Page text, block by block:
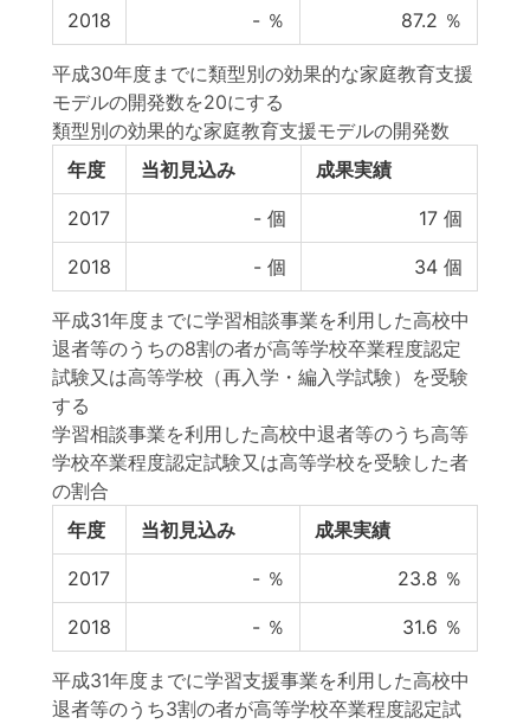
2018 - ％ 87.2 ％
平成30年度までに類型別の効果的な家庭教育支援
モデルの開発数を20にする
類型別の効果的な家庭教育支援モデルの開発数
年度
当初見込み 成果実績
2017 - 個 17 個
2018 - 個 34 個
平成31年度までに学習相談事業を利用した高校中
退者等のうちの8割の者が高等学校卒業程度認定
試験又は高等学校（再入学・編入学試験）を受験
する
学習相談事業を利用した高校中退者等のうち高等
学校卒業程度認定試験又は高等学校を受験した者
の割合
年度
当初見込み 成果実績
2017 - ％ 23.8 ％
2018 - ％ 31.6 ％
平成31年度までに学習支援事業を利用した高校中
退者等のうち3割の者が高等学校卒業程度認定試